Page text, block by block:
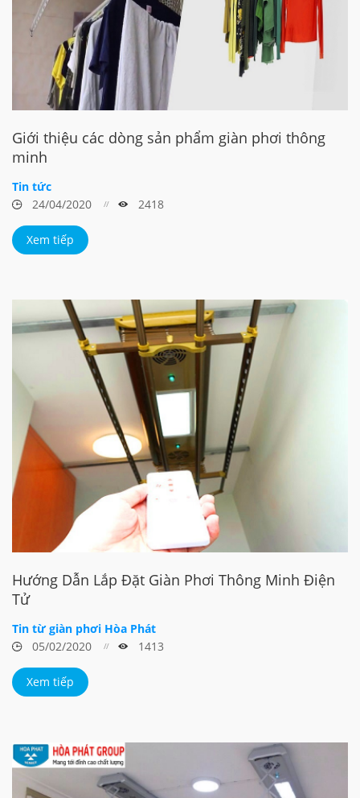
Giới thiệu các dòng sản phẩm giàn phơi thông
minh
Tin tức
24/04/2020
2418
Xem tiếp
Hướng Dẫn Lắp Đặt Giàn Phơi Thông Minh Điện
Tử
Tin từ giàn phơi Hòa Phát
05/02/2020
1413
Xem tiếp